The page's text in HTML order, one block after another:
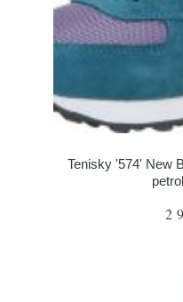
Tenisky '574' New
2